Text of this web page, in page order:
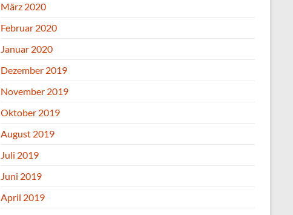
März 2020
Februar 2020
Januar 2020
Dezember 2019
November 2019
Oktober 2019
August 2019
Juli 2019
Juni 2019
April 2019